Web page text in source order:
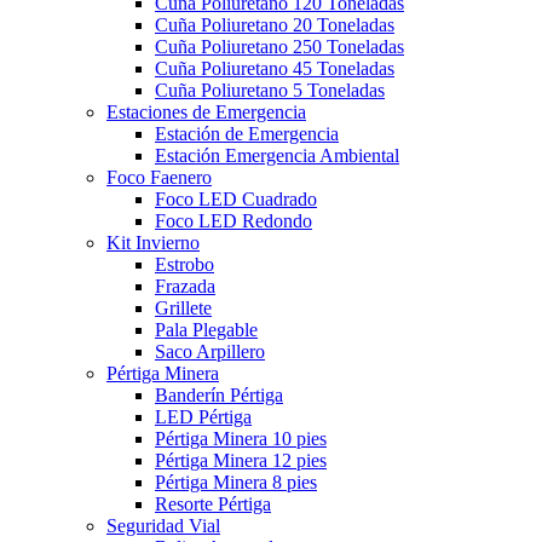
Cuña Poliuretano 20 Toneladas
Cuña Poliuretano 250 Toneladas
Cuña Poliuretano 45 Toneladas
Cuña Poliuretano 5 Toneladas
Estaciones de Emergencia
Estación de Emergencia
Estación Emergencia Ambiental
Foco Faenero
Foco LED Cuadrado
Foco LED Redondo
Kit Invierno
Estrobo
Frazada
Grillete
Pala Plegable
Saco Arpillero
Pértiga Minera
Banderín Pértiga
LED Pértiga
Pértiga Minera 10 pies
Pértiga Minera 12 pies
Pértiga Minera 8 pies
Resorte Pértiga
Seguridad Vial